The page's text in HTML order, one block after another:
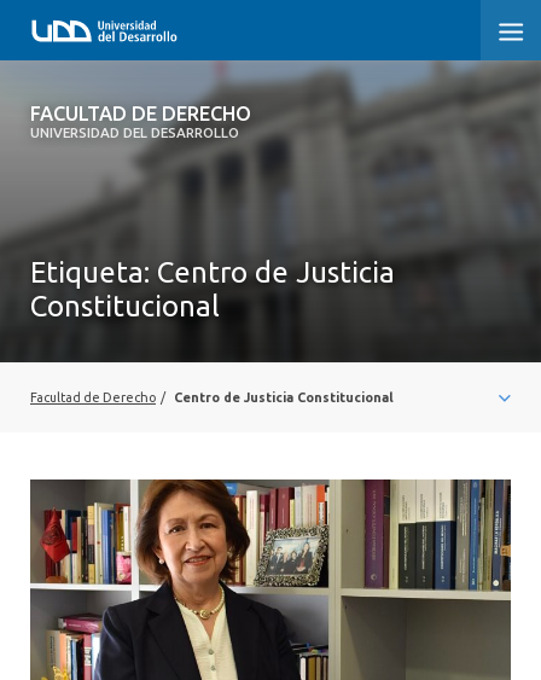
FACULTAD DE DERECHO
UNIVERSIDAD DEL DESARROLLO
FACULTAD DE DERECHO
SOBRE LA FACULTAD
CARRERAS
VINCULACIÓN CON EL MEDIO
INTERNACIONAL
Etiqueta: Centro de Justicia
Constitucional
Facultad de Derecho / Centro de Justicia Constitucional